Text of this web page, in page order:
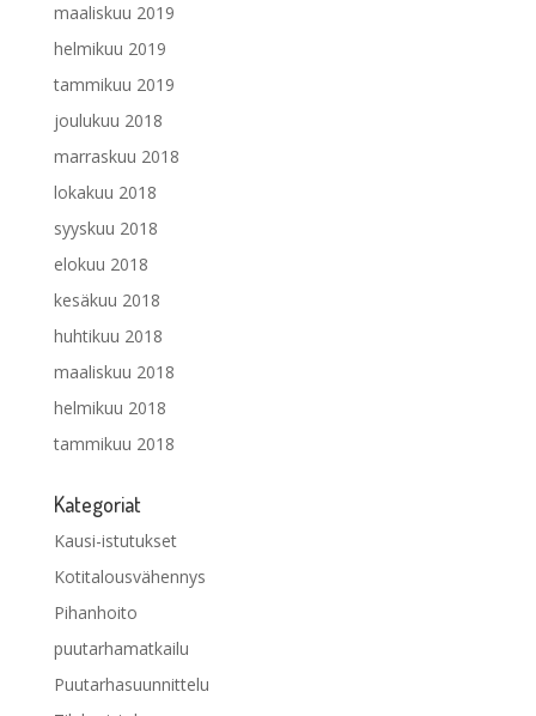
maaliskuu 2019
helmikuu 2019
tammikuu 2019
joulukuu 2018
marraskuu 2018
lokakuu 2018
syyskuu 2018
elokuu 2018
kesäkuu 2018
huhtikuu 2018
maaliskuu 2018
helmikuu 2018
tammikuu 2018
Kategoriat
Kausi-istutukset
Kotitalousvähennys
Pihanhoito
puutarhamatkailu
Puutarhasuunnittelu